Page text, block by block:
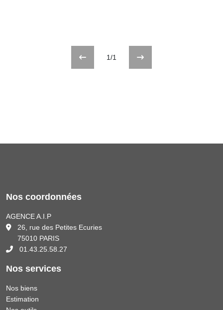
1/1
Nos coordonnées
AGENCE A.I.P
26, rue des Petites Ecuries
75010 PARIS
01.43.25.58.27
Nos services
Nos biens
Estimation